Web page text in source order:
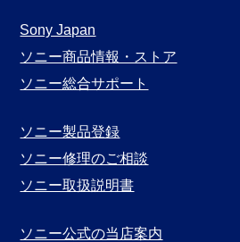
Sony Japan
ソニー商品情報・ストア
ソニー総合サポート
ソニー製品登録
ソニー修理のご相談
ソニー取扱説明書
ソニー公式の当店案内